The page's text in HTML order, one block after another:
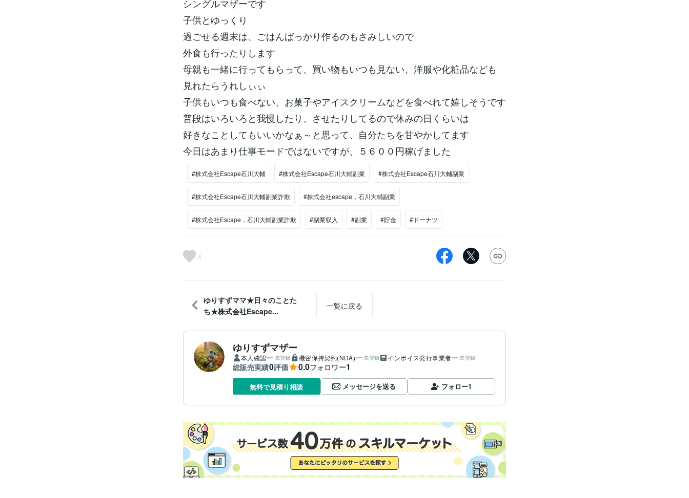
シングルマザーです
子供とゆっくり
過ごせる週末は、ごはんばっかり作るのもさみしいので
外食も行ったりします
母親も一緒に行ってもらって、買い物もいつも見ない、洋服や化粧品なども
見れたらうれしぃぃ
子供もいつも食べない、お菓子やアイスクリームなどを食べれて嬉しそうです
普段はいろいろと我慢したり、させたりしてるので休みの日くらいは
好きなことしてもいいかなぁ～と思って、自分たちを甘やかしてます
今日はあまり仕事モードではないですが、５６００円稼げました
#株式会社Escape石川大輔 #株式会社Escape石川大輔副業 #株式会社Escape石川大輔副業
#株式会社Escape石川大輔副業詐欺 #株式会社escape，石川大輔副業
#株式会社Escape，石川大輔副業詐欺 #副業収入 #副業 #貯金 #ドーナツ
4
ゆりすずママ★日々のことた
ち★株式会社Escape...
一覧に戻る
ゆりすずマザー
本人確認 未登録 機密保持契約(NDA) 未登録 インボイス発行事業者 未登録
総販売実績0評価 0.0フォロワー1
無料で見積り相談 メッセージを送る フォロー1